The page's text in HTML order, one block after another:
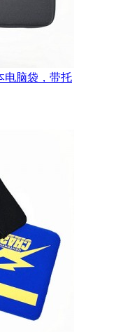
电脑袋，带托